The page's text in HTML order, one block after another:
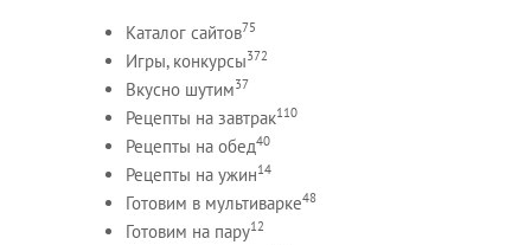
Каталог сайтов75
Игры, конкурсы372
Вкусно шутим37
Рецепты на завтрак110
Рецепты на обед40
Рецепты на ужин14
Готовим в мультиварке48
Готовим на пару12